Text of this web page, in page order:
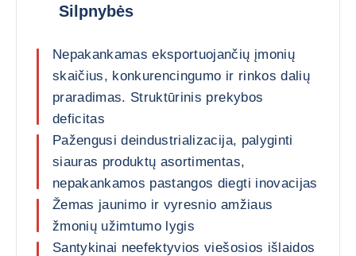
Silpnybės
Nepakankamas eksportuojančių įmonių
skaičius, konkurencingumo ir rinkos dalių
praradimas. Struktūrinis prekybos
deficitas
Pažengusi deindustrializacija, palyginti
siauras produktų asortimentas,
nepakankamos pastangos diegti inovacijas
Žemas jaunimo ir vyresnio amžiaus
žmonių užimtumo lygis
Santykinai neefektyvios viešosios išlaidos